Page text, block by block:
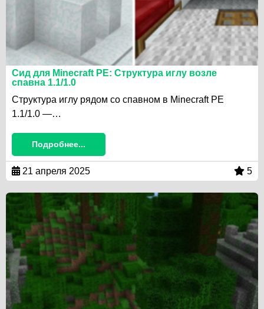
Сид для Minecraft PE: Структура иглу возле
спавна 1.1/1.0
Структура иглу рядом со спавном в Minecraft PE
1.1/1.0 —…
Подробнее...
21 апреля 2025 5